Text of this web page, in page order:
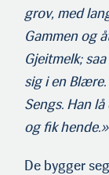
grov, med
Gammen og
Gjeitmelk;
sig i en
Sengs. Han
og fik hende.»
De bygger